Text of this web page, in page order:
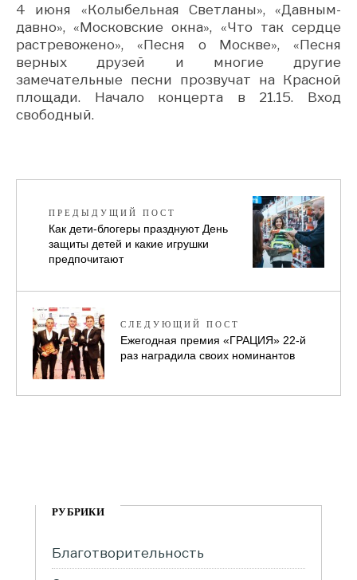
4 июня «Колыбельная Светланы», «Давным-
давно», «Московские окна», «Что так сердце
растревожено», «Песня о Москве», «Песня
верных друзей и многие другие
замечательные песни прозвучат на Красной
площади. Начало концерта в 21.15. Вход
свободный.
ПРЕДЫДУЩИЙ ПОСТ
Как дети-блогеры празднуют День
защиты детей и какие игрушки
предпочитают
СЛЕДУЮЩИЙ ПОСТ
Ежегодная премия «ГРАЦИЯ» 22-й
раз наградила своих номинантов
РУБРИКИ
Благотворительность